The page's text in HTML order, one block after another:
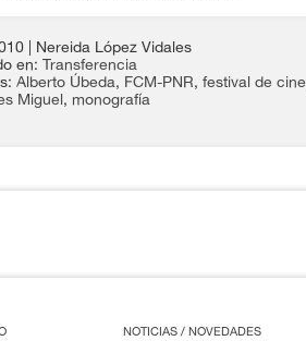
| Nereida López Vidales
en: Transferencia
Alberto Úbeda, FCM-PNR, festival de cine
Miguel, monografía
NOTICIAS / NOVEDADES